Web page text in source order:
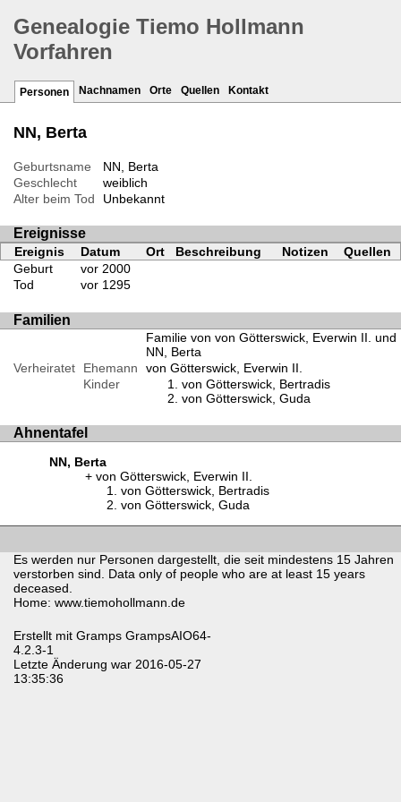
Genealogie Tiemo Hollmann
Vorfahren
Personen Nachnamen Orte Quellen Kontakt
NN, Berta
Geburtsname
NN, Berta
Geschlecht
weiblich
Alter beim Tod
Unbekannt
Ereignisse
Ereignis Datum Ort Beschreibung Notizen
Quellen
Geburt
vor 2000
Tod
vor 1295
Familien
Familie von von Götterswick, Everwin II. und
NN, Berta
Verheiratet
Ehemann
von Götterswick, Everwin II.
Kinder
von Götterswick, Bertradis
von Götterswick, Guda
Ahnentafel
NN, Berta
von Götterswick, Everwin II.
von Götterswick, Bertradis
von Götterswick, Guda
Es werden nur Personen dargestellt, die seit mindestens 15 Jahren
verstorben sind. Data only of people who are at least 15 years
deceased.
Home: www.tiemohollmann.de
Erstellt mit Gramps GrampsAIO64-
4.2.3-1
Letzte Änderung war 2016-05-27
13:35:36